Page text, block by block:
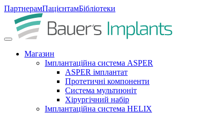
ПартнерамПацієнтамБібліотеки
Магазин
Імплантаційна система ASPER
ASPER імплантат
Протетичні компоненти
Система мультиюніт
Хірургічний набір
Імплантаційна система HELIX